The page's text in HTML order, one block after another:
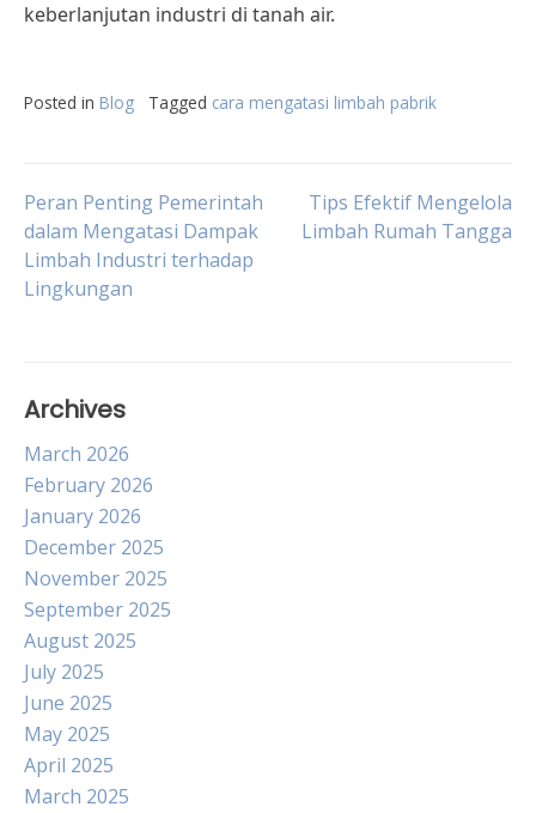
keberlanjutan industri di tanah air.
Posted in Blog Tagged cara mengatasi limbah pabrik
Post
navigation
Peran Penting Pemerintah
dalam Mengatasi Dampak
Limbah Industri terhadap
Lingkungan
Tips Efektif Mengelola
Limbah Rumah Tangga
Archives
March 2026
February 2026
January 2026
December 2025
November 2025
September 2025
August 2025
July 2025
June 2025
May 2025
April 2025
March 2025